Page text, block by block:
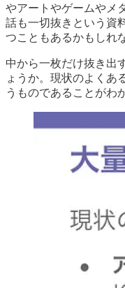
やアートやゲームやメ
話も一切抜きという資
つこともあるかもしれ
中から一枚だけ抜き出
ょうか。現状のよくあ
うものであることがわ